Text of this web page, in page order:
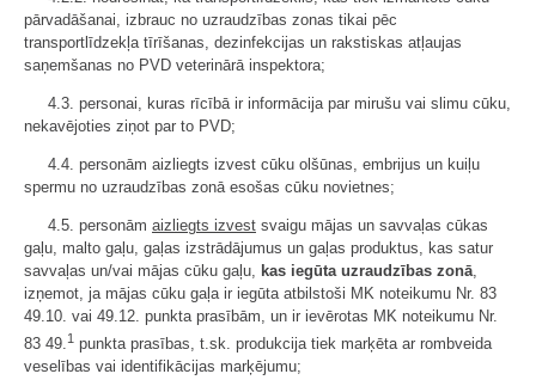
pārvadāšanai, izbrauc no uzraudzības zonas tikai pēc
transportlīdzekļa tīrīšanas, dezinfekcijas un rakstiskas atļaujas
saņemšanas no PVD veterinārā inspektora;
4.3. personai, kuras rīcībā ir informācija par mirušu vai slimu cūku,
nekavējoties ziņot par to PVD;
4.4. personām aizliegts izvest cūku olšūnas, embrijus un kuiļu
spermu no uzraudzības zonā esošas cūku novietnes;
4.5. personām aizliegts izvest svaigu mājas un savvaļas cūkas
gaļu, malto gaļu, gaļas izstrādājumus un gaļas produktus, kas satur
savvaļas un/vai mājas cūku gaļu,
kas iegūta uzraudzības zonā
izņemot, ja mājas cūku gaļa ir iegūta atbilstoši MK noteikumu Nr. 83
49.10. vai 49.12. punkta prasībām, un ir ievērotas MK noteikumu Nr.
83 49.1 punkta prasības, t.sk. produkcija tiek marķēta ar rombveida
veselības vai identifikācijas marķējumu;